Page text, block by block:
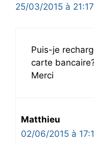
25/03/2015 à 21:17
Puis-je
carte
Merci
Matthieu
02/06/2015 à